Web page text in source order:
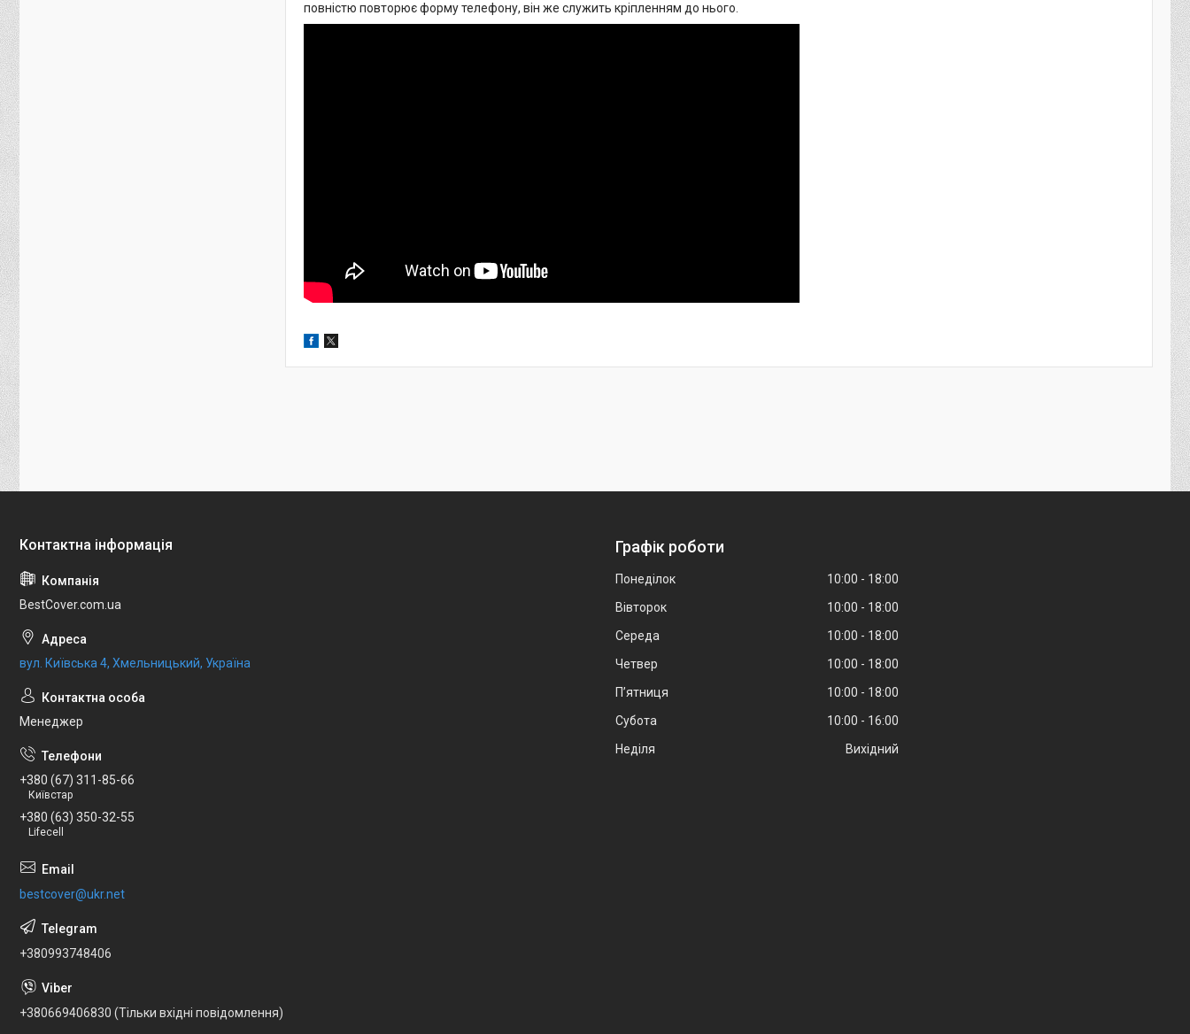
повністю повторює форму телефону, він же служить кріпленням до нього.
BestCover.com.ua
вул. Київська 4, Хмельницький, Україна
Менеджер
+380 (67) 311-85-66
Київстар
+380 (63) 350-32-55
Lifecell
bestcover@ukr.net
+380993748406
+380669406830 (Тільки вхідні повідомлення)
Графік роботи
Понеділок 10:00
18:00
Вівторок
10:00
18:00
Середа
10:00
18:00
Четвер
10:00
18:00
Пʼятниця
10:00
18:00
Субота
10:00
16:00
Неділя
Вихідний